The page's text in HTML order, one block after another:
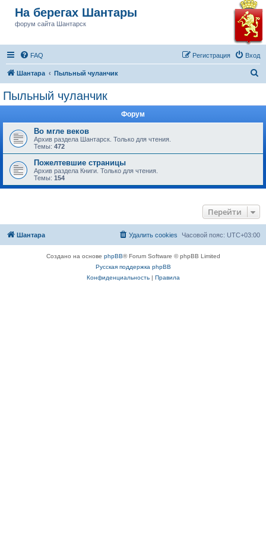
На берегах Шантары
форум сайта Шантарск
FAQ Вход
Регистрация
Шантара Пыльный чуланчик
Пыльный чуланчик
Форум
Во мгле веков
Архив раздела Шантарск. Только для чтения.
Темы: 472
Пожелтевшие страницы
Архив раздела Книги. Только для чтения.
Темы: 154
Перейти
Шантара Часовой пояс: UTC+03:00
Удалить cookies
Создано на основе phpBB® Forum Software © phpBB Limited
Русская поддержка phpBB
Конфиденциальность| Правила